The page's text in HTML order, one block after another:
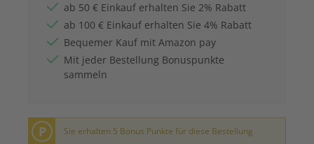
ab 50 € Einkauf erhalten Sie 2% Rabatt
ab 100 € Einkauf erhalten Sie 4% Rabatt
Bequemer Kauf mit Amazon pay
Mit jeder Bestellung Bonuspunkte
sammeln
P Sie erhalten 5 Bonus Punkte für diese Bestellung